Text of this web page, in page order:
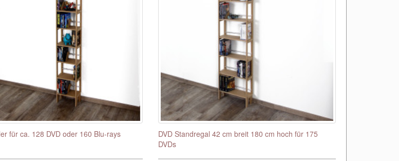
für ca. 128 DVD oder 160 Blu-rays
DVD Standregal 42 cm breit 180 cm hoch für 175
DVDs